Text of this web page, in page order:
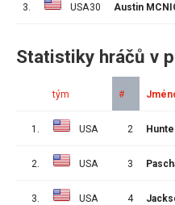
3. USA30 Austin
Statistiky hráčů v
tým #
1. USA 2
2. USA 3
3. USA 4